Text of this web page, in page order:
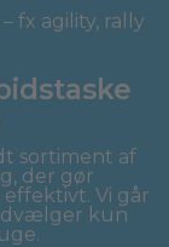
fx agility, rally
sortiment af
der gør
Vi går
kun